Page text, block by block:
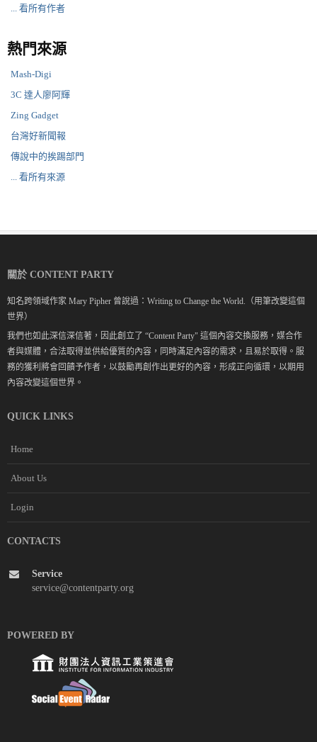
... 看所有作者
熱門來源
Mash-Digi
3C 達人廖阿輝
Zing Gadget
台灣好新聞報
傳說中的挨踢部門
... 看所有來源
關於 CONTENT PARTY
知名跨領域作家 Mary Pipher 曾說過：Writing to Change the World.（用筆改變這個
世界）
我們也如此深信深信著，因此創立了 “Content Party" 這個內容交換服務，媒合作
者與媒體，合法取得並供給優質的內容，同時滿足內容的需求，且易於取得。服
務的獲利將會回饋予作者，以鼓勵再創作出更好的內容，形成正向循環，以期用
內容改變這個世界。
QUICK LINKS
Home
About Us
Login
CONTACTS
Service
service@contentparty.org
POWERED BY